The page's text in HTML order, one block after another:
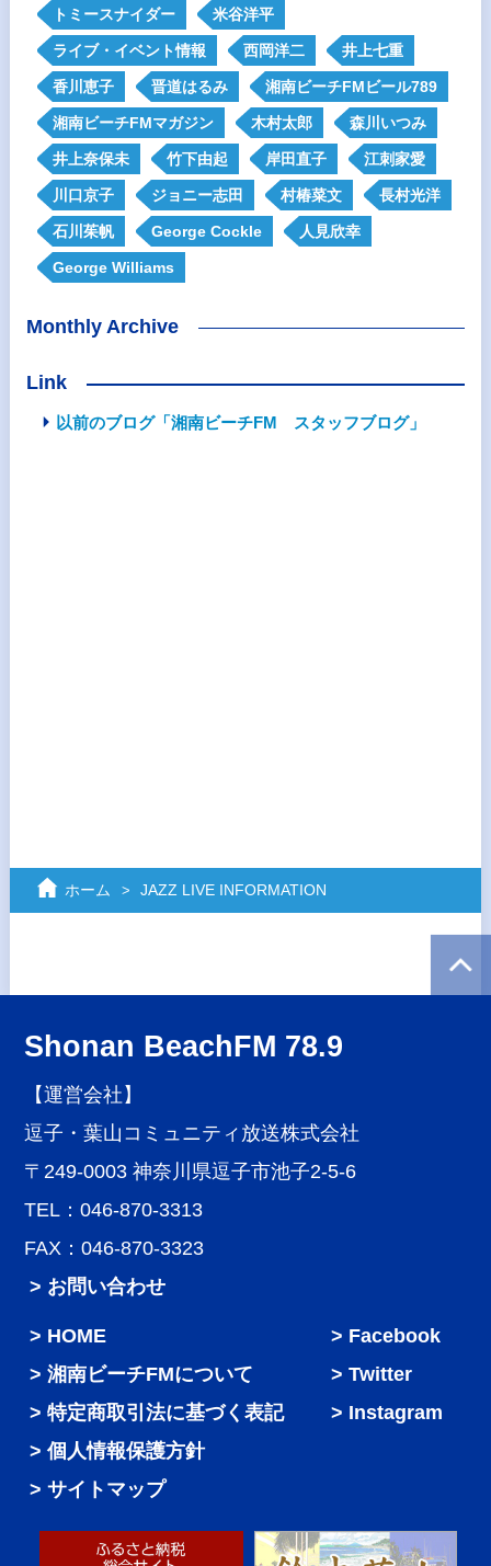
トミースナイダー 米谷洋平
ライブ・イベント情報 西岡洋二 井上七重
香川恵子 晋道はるみ 湘南ビーチFMビール789
湘南ビーチFMマガジン 木村太郎 森川いつみ
井上奈保未 竹下由起 岸田直子 江刺家愛
川口京子 ジョニー志田 村椿菜文 長村光洋
石川茱帆 George Cockle 人見欣幸
George Williams
Monthly Archive
Link
以前のブログ「湘南ビーチFM スタッフブログ」
ホーム JAZZ LIVE INFORMATION
Shonan BeachFM 78.9
【運営会社】
逗子・葉山コミュニティ放送株式会社
〒249-0003 神奈川県逗子市池子2-5-6
TEL：046-870-3313
FAX：046-870-3323
> お問い合わせ
HOME
湘南ビーチFMについて
特定商取引法に基づく表記
個人情報保護方針
サイトマップ
Facebook
Twitter
Instagram